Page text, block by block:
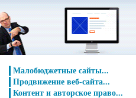
Малобюджетные сайты...
Продвижение веб-сайта...
Контент и авторское право...